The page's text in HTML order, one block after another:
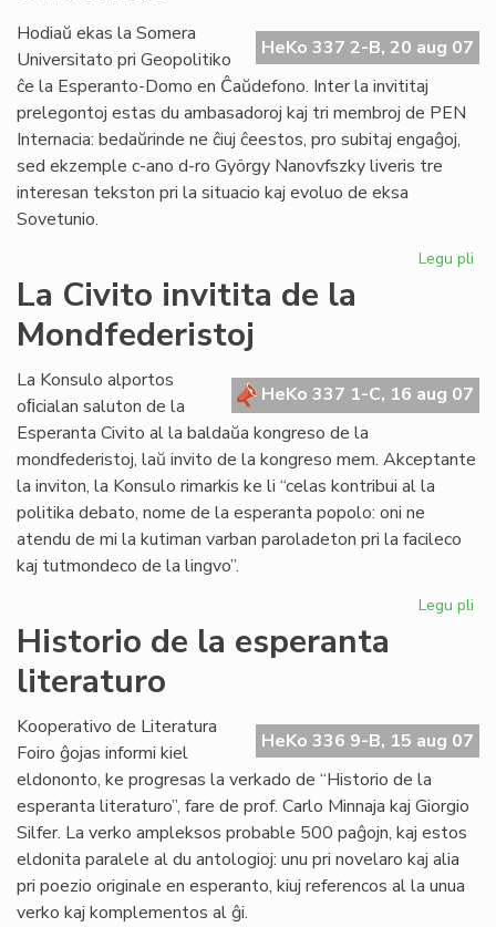
HeKo 337 2-B, 20 aug 07
Hodiaŭ ekas la Somera
Universitato pri Geopolitiko
ĉe la Esperanto-Domo en Ĉaŭdefono. Inter la invititaj
prelegontoj estas du ambasadoroj kaj tri membroj de PEN
Internacia: bedaŭrinde ne ĉiuj ĉeestos, pro subitaj engaĝoj,
sed ekzemple c-ano d-ro György Nanovfszky liveris tre
interesan tekston pri la situacio kaj evoluo de eksa
Sovetunio.
Legu pli
La Civito invitita de la
Mondfederistoj
HeKo 337 1-C, 16 aug 07
La Konsulo alportos
oﬁcialan saluton de la
Esperanta Civito al la baldaŭa kongreso de la
mondfederistoj, laŭ invito de la kongreso mem. Akceptante
la inviton, la Konsulo rimarkis ke li “celas kontribui al la
politika debato, nome de la esperanta popolo: oni ne
atendu de mi la kutiman varban paroladeton pri la facileco
kaj tutmondeco de la lingvo”.
Legu pli
la
Historio de la esperanta
literaturo
HeKo 336 9-B, 15 aug 07
Kooperativo de Literatura
Foiro ĝojas informi kiel
eldononto, ke progresas la verkado de “Historio de la
esperanta literaturo”, fare de prof. Carlo Minnaja kaj Giorgio
Silfer. La verko ampleksos probable 500 paĝojn, kaj estos
eldonita paralele al du antologioj: unu pri novelaro kaj alia
pri poezio originale en esperanto, kiuj referencos al la unua
verko kaj komplementos al ĝi.